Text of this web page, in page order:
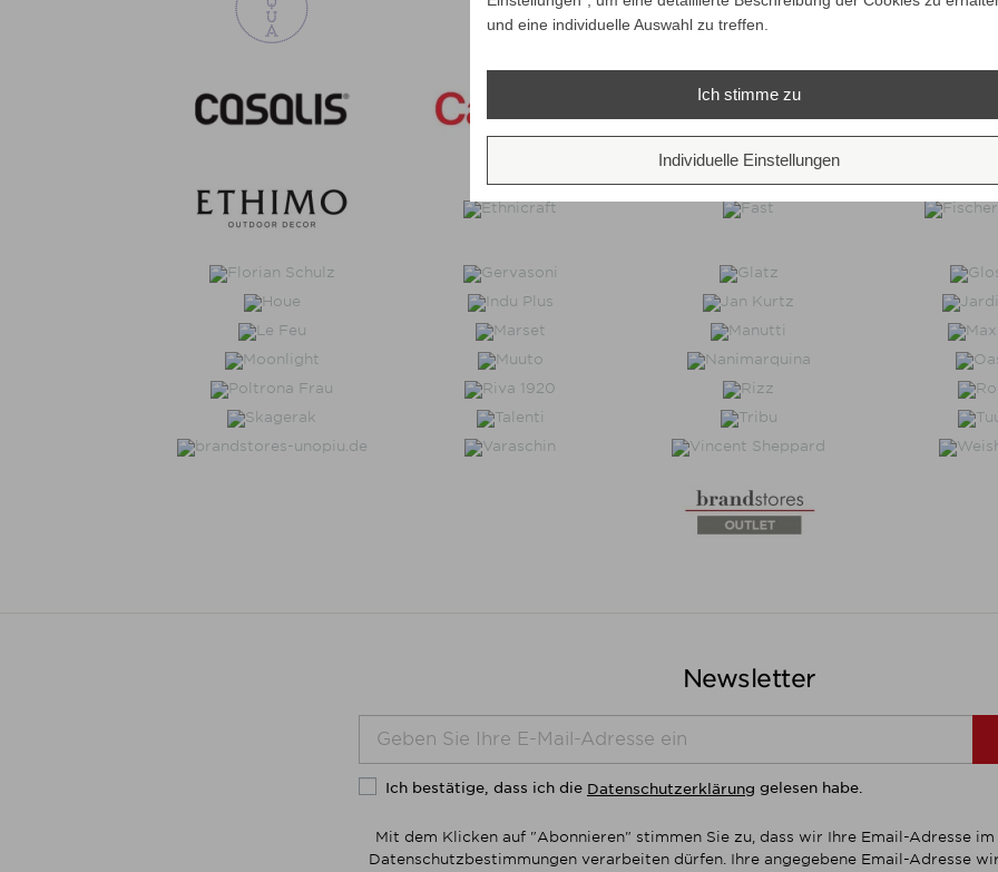
Newsletter
Ich bestätige, dass ich die Datenschutzerklärung gelesen habe.
Mit dem Klicken auf "Abonnieren" stimmen Sie zu, dass wir Ihre Email-Adresse im
Datenschutzbestimmungen verarbeiten dürfen. Ihre angegebene Email-Adresse
und eine individuelle Auswahl zu treffen.
Ich stimme zu
Individuelle Einstellungen